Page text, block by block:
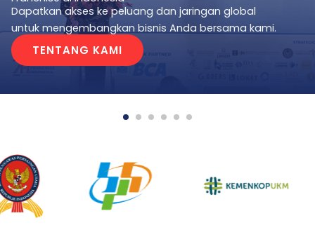
Dapatkan akses ke peluang dan jaringan global
untuk mengembangkan bisnis Anda bersama kami.
TENTANG KAMI